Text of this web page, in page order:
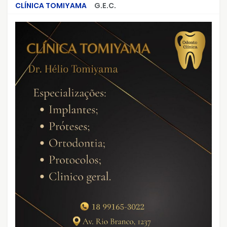
CLÍNICA TOMIYAMA
G.E.C.
CRIMES QUE ABALARAM O BRASIL